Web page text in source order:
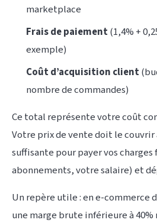
marketplace
Frais de paiement(1,4% +
exemple)
Coût d’acquisition client
nombre de commandes)
Ce total représente votre coût
Votre prix de vente doit le couvrir
suffisante pour payer vos charges
abonnements, votre salaire) et
Un repère utile : en e-commerce
une marge brute inférieure à